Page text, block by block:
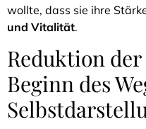
wollte, dass sie ihre
und Vitalität.
Reduktion
Beginn des